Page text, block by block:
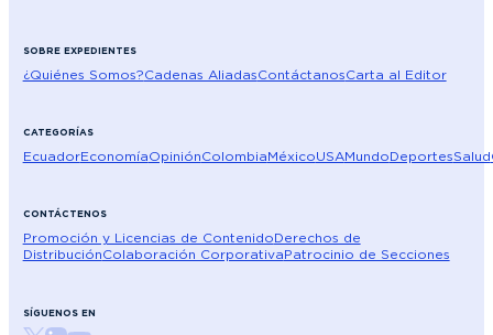
SOBRE EXPEDIENTES
¿Quiénes Somos?Cadenas AliadasContáctanosCarta al Editor
CATEGORÍAS
EcuadorEconomíaOpiniónColombiaMéxicoUSAMundoDeportesSalud
CONTÁCTENOS
Promoción y Licencias de ContenidoDerechos de
DistribuciónColaboración CorporativaPatrocinio de Secciones
SÍGUENOS EN